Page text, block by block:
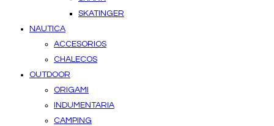
SKATINGER
NAUTICA
ACCESORIOS
CHALECOS
OUTDOOR
ORIGAMI
INDUMENTARIA
CAMPING